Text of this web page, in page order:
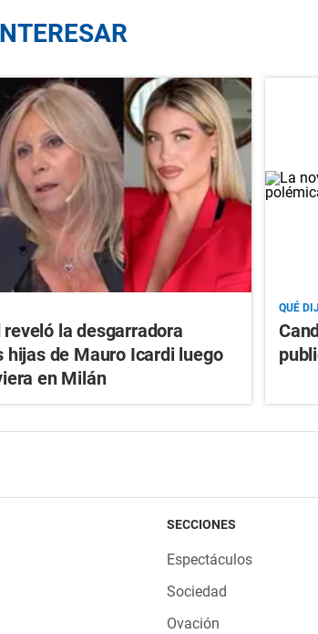
la desgarradora
hijas de Mauro Icardi luego
en Milán
QUÉ
SECCIONES
Espectáculos
Sociedad
Ovación